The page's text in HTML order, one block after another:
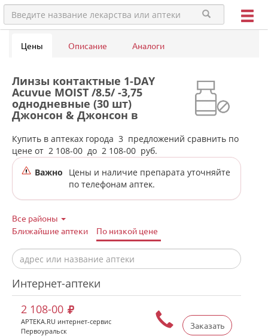
Цены Описание Аналоги
Линзы контактные 1-DAY
Acuvue MOIST /8.5/ -3,75
однодневные (30 шт)
Джонсон & Джонсон в
аптеках города
Первоуральска
Купить в аптеках города 3 предложений сравнить по
цене от 2 108-00 до 2 108-00 руб.
Важно
Цены и наличие препарата уточняйте
по телефонам аптек.
Все районы
Ближайшие аптеки
По низкой цене
Интернет-аптеки
Заказать
2 108-00
APTEKA.RU интернет-сервис
Первоуральск